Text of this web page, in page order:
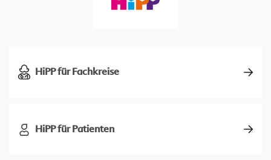
HiPP für Fachkreise
HiPP für Patienten